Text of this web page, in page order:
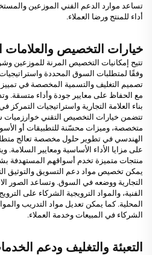
تساعد موارد الدعم الفني الموزعين
أداء للمنتج ورضا العملاء.
خيارات التخصيص والعلامات
تتيح إمكانيات التخصيص المرنة للموزعين
وفقًا لمتطلبات السوق المحددة
تصميم التغليف والتسمية المخصصة في تمييز
مع الحفاظ على معايير جودة وأداء متسقة.
بناء العلامة التجارية واستراتيجيات
تتضمن خيارات التخصيص التقني خوارزميات
متخصصة، وميزات محسّنة للتطبيقات أو
الهندسي في تطوير حلول مخصصة تعالج
على مزايا الأداء الأساسية ومعايير السلامة.
منتجات متميزة تخدم أسواقهم المستهدفة
يمكن تخصيص مواد دعم التسويق والتوثيق
التجارية ووضعه في السوق. وتساعد الصور
الفنية، والمواد الترويجية الشركاء على
المحلية. كما يمكن تعديل مواد التدريب
الشركاء في المبيعات وخدمة العملاء.
التعبئة والتغليف ودعم